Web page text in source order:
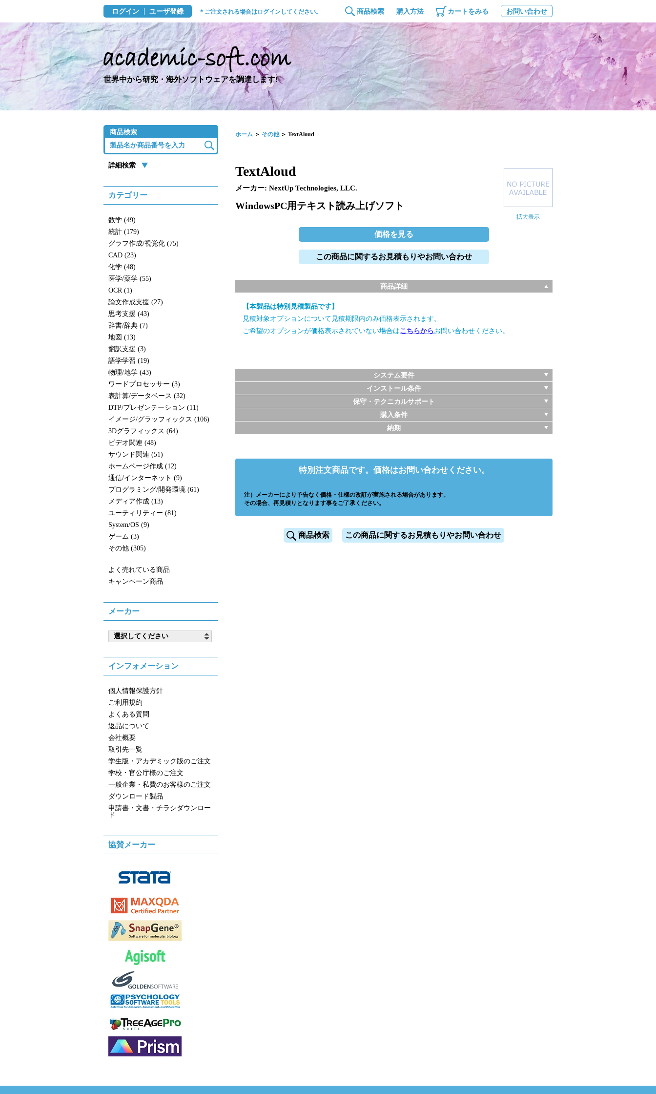
ログイン ユーザ登録 ＊ご注文される場合はログインしてください。 商品検索 購入方法 カートをみる お問い合わせ
世界中から研究・海外ソフトウェアを調達します!
商品検索
詳細検索
カテゴリー
数学 (49)
統計 (179)
グラフ作成/視覚化 (75)
CAD (23)
化学 (48)
医学/薬学 (55)
OCR (1)
論文作成支援 (27)
思考支援 (43)
辞書/辞典 (7)
地図 (13)
翻訳支援 (3)
語学学習 (19)
物理/地学 (43)
ワードプロセッサー (3)
表計算/データベース (32)
DTP/プレゼンテーション (11)
イメージ/グラッフィックス (106)
3Dグラフィックス (64)
ビデオ関連 (48)
サウンド関連 (51)
ホームページ作成 (12)
通信/インターネット (9)
プログラミング/開発環境 (61)
メディア作成 (13)
ユーティリティー (81)
System/OS (9)
ゲーム (3)
その他 (305)
よく売れている商品
キャンペーン商品
メーカー
インフォメーション
個人情報保護方針
ご利用規約
よくある質問
返品について
会社概要
取引先一覧
学生版・アカデミック版のご注文
学校・官公庁様のご注文
一般企業・私費のお客様のご注文
ダウンロード製品
申請書・文書・チラシダウンロー
ド
協賛メーカー
ホーム ＞ その他＞ TextAloud
拡大表示
TextAloud
メーカー: NextUp Technologies, LLC.
WindowsPC用テキスト読み上げソフト
価格を見る
この商品に関するお見積もりやお問い合わせ
商品詳細
【本製品は特別見積製品です】
見積対象オプションについて見積期限内のみ価格表示されます。
ご希望のオプションが価格表示されていない場合はこちらからお問い合わせください。
システム要件
インストール条件
保守・テクニカルサポート
購入条件
納期
特別注文商品です。価格はお問い合わせください。
注）メーカーにより予告なく価格・仕様の改訂が実施される場合があります。
その場合、再見積りとなります事をご了承ください。
商品検索 この商品に関するお見積もりやお問い合わせ